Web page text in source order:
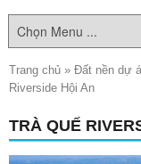
Trang chủ » Đất nền dự
Riverside Hội An
TRÀ QUẾ